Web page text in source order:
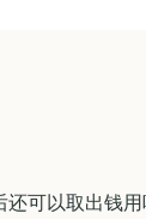
还可以取出钱